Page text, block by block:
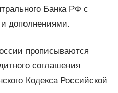
Банка РФ с
дополнениями.
прописываются
соглашения
Кодекса Российской